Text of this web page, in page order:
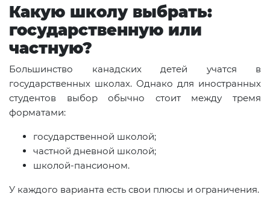
Какую школу выбрать:
государственную или
частную?
Большинство канадских детей учатся в
государственных школах. Однако для иностранных
студентов выбор обычно стоит между тремя
форматами:
государственной школой;
частной дневной школой;
школой-пансионом.
У каждого варианта есть свои плюсы и ограничения.